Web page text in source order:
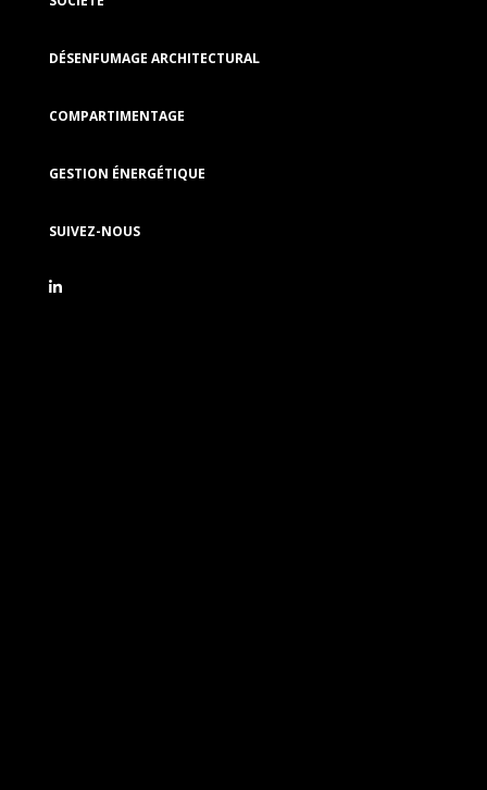
DÉSENFUMAGE ARCHITECTURAL
COMPARTIMENTAGE
GESTION ÉNERGÉTIQUE
SUIVEZ-NOUS